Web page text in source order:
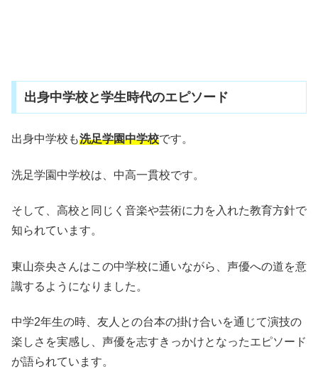
出身中学校と学生時代のエピソード
出身中学校も洗足学園中学校です。
洗足学園中学校は、中高一貫校です。
そして、高校と同じく音楽や芸術に力を入れた教育方針で
知られています。
東山奈央さんはこの中学校に通いながら、声優への道を意
識するようになりました。
中学2年生の時、友人との台本の掛け合いを通じて演技の
楽しさを実感し、声優を志すきっかけとなったエピソード
が語られています。